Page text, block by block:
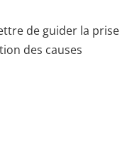
de guider la prise
des causes